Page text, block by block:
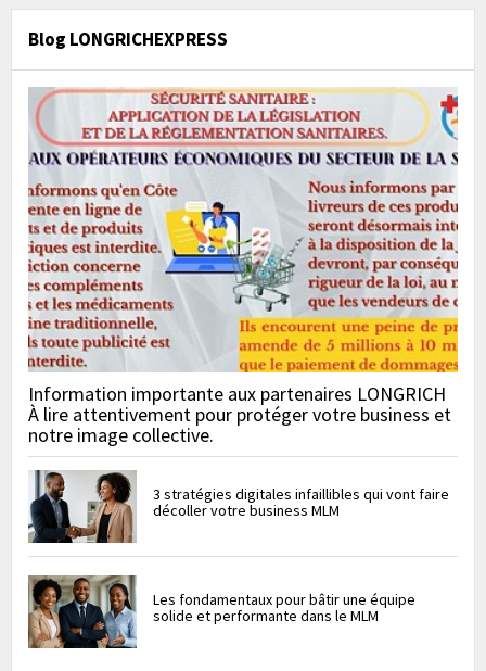
Blog LONGRICHEXPRESS
Information importante aux partenaires LONGRICH
À lire attentivement pour protéger votre business et
notre image collective.
3 stratégies digitales infaillibles qui vont faire
décoller votre business MLM
Les fondamentaux pour bâtir une équipe
solide et performante dans le MLM